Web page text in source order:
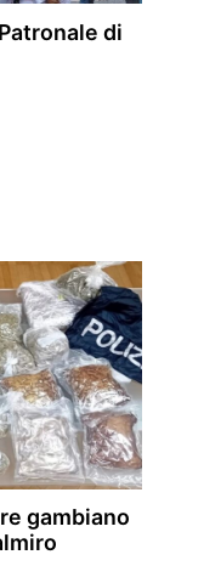
di
gambiano